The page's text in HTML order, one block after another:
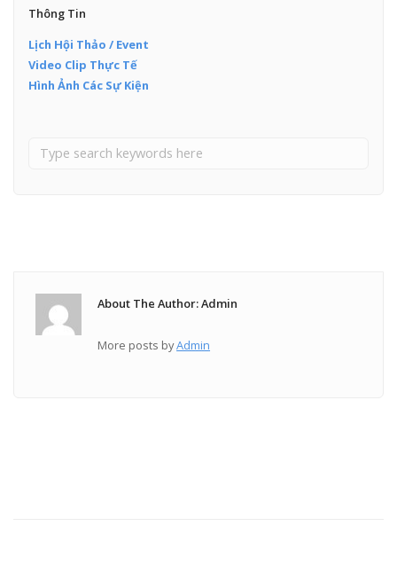
Thông Tin
Lịch Hội Thảo / Event
Video Clip Thực Tế
Hình Ảnh Các Sự Kiện
About The Author: Admin
More posts byAdmin